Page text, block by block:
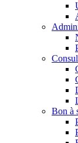
Bon à